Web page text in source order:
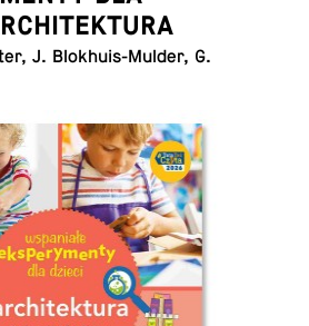
J. Blokhuis-Mul­der, G.